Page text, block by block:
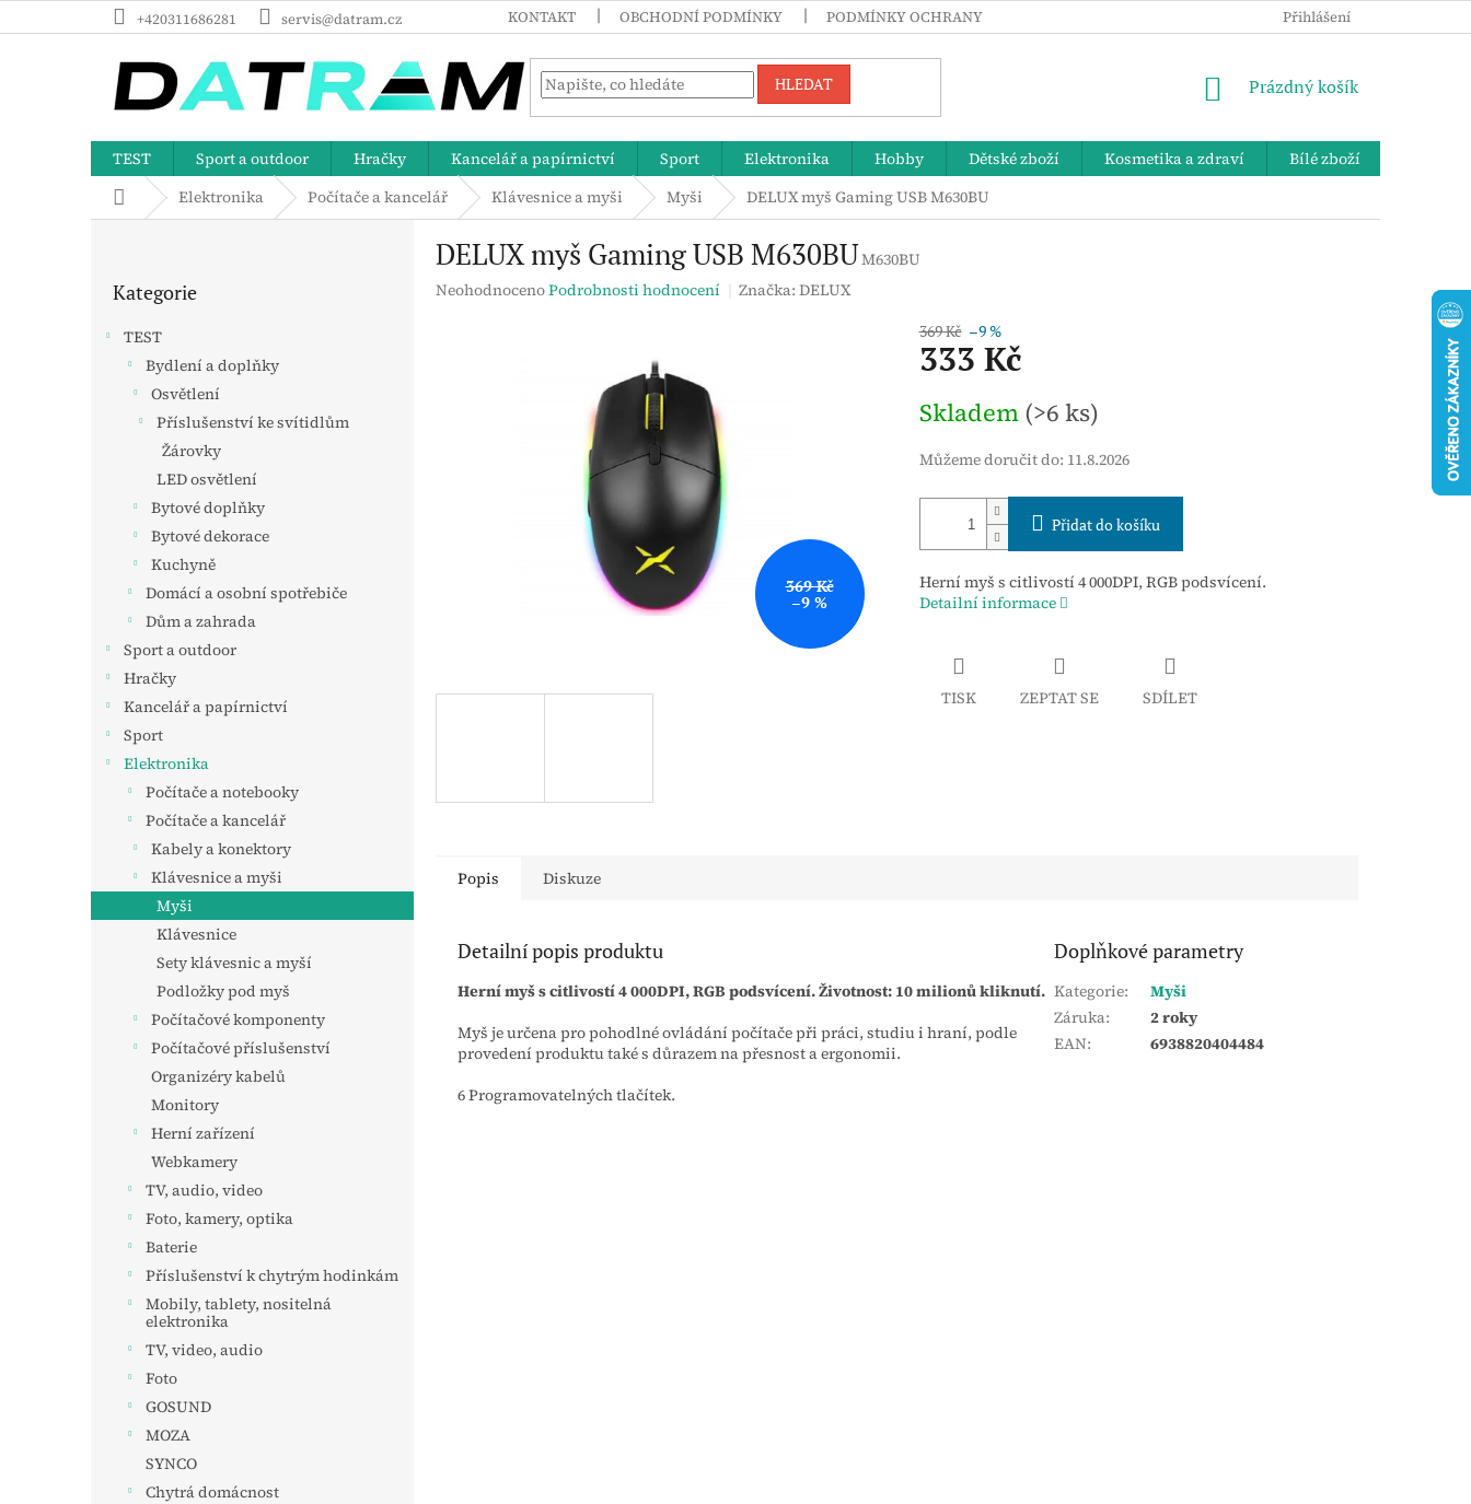
na
+420311686281 servis@datram.cz KONTAKT OBCHODNÍ PODMÍNKY PODMÍNKY OCHRANY OSOBNÍCH ÚDAJŮ ZPĚTNÝ ODBĚR
Přihlášení
HLEDAT
NÁKUPNÍ
Prázdný košík
TEST Sport a outdoor Hračky Kancelář a papírnictví Sport Elektronika Hobby Dětské zboží Kosmetika a zdraví Bílé zboží
Domů Elektronika Počítače a kancelář Klávesnice a myši Myši DELUX myš Gaming USB M630BU
kategorie
Kategorie
TEST
Bydlení a doplňky
Osvětlení
Příslušenství ke svítidlům
Žárovky
LED osvětlení
Bytové doplňky
Bytové dekorace
Kuchyně
Domácí a osobní spotřebiče
Dům a zahrada
Sport a outdoor
Hračky
Kancelář a papírnictví
Sport
Elektronika
Počítače a notebooky
Počítače a kancelář
Kabely a konektory
Klávesnice a myši
Myši
Klávesnice
Sety klávesnic a myší
Podložky pod myš
Počítačové komponenty
Počítačové příslušenství
Organizéry kabelů
Monitory
Herní zařízení
Webkamery
TV, audio, video
Foto, kamery, optika
Baterie
Příslušenství k chytrým hodinkám
Mobily, tablety, nositelná
elektronika
TV, video, audio
Foto
GOSUND
MOZA
SYNCO
Chytrá domácnost
DELUX myš Gaming USB M630BUM630BU
Průměrné
NeohodnocenoPodrobnosti hodnocení Značka:DELUX
369 Kč
–9 %
369 Kč –9 %
333 Kč
cena:
Skladem (>6 ks)
Můžeme doručit do: 11.8.2026
Přidat do košíku
Herní myš s citlivostí 4 000DPI, RGB podsvícení.
Detailní informace
TISK ZEPTAT SE SDÍLET
Popis Diskuze
Detailní popis produktu
Herní myš s citlivostí 4 000DPI, RGB podsvícení. Životnost: 10 milionů kliknutí.
Myš je určena pro pohodlné ovládání počítače při práci, studiu i hraní, podle
provedení produktu také s důrazem na přesnost a ergonomii.
6 Programovatelných tlačítek.
Doplňkové parametry
Kategorie:
Myši
Záruka:
2 roky
EAN: 6938820404484